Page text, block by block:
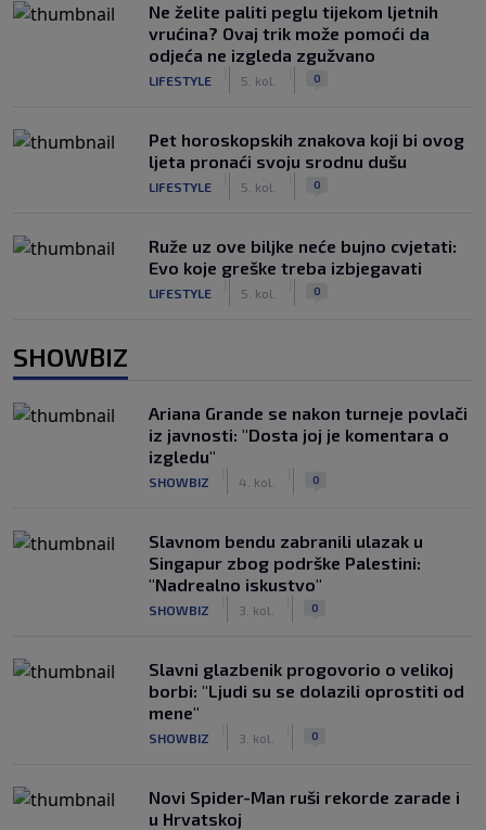
Ne želite paliti peglu tijekom ljetnih
vrućina? Ovaj trik može pomoći da
odjeća ne izgleda zgužvano
LIFESTYLE 5. kol. 0
Pet horoskopskih znakova koji bi ovog
ljeta pronaći svoju srodnu dušu
LIFESTYLE 5. kol. 0
Ruže uz ove biljke neće bujno cvjetati:
Evo koje greške treba izbjegavati
LIFESTYLE 5. kol. 0
SHOWBIZ
Ariana Grande se nakon turneje povlači
iz javnosti: "Dosta joj je komentara o
izgledu"
SHOWBIZ 4. kol. 0
Slavnom bendu zabranili ulazak u
Singapur zbog podrške Palestini:
"Nadrealno iskustvo"
SHOWBIZ 3. kol. 0
Slavni glazbenik progovorio o velikoj
borbi: "Ljudi su se dolazili oprostiti od
mene"
SHOWBIZ 3. kol. 0
Novi Spider-Man ruši rekorde zarade i
u Hrvatskoj